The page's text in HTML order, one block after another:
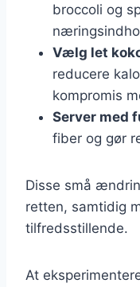
broccoli og
Vælg let
reducere
kompromis
Server med
fiber og gør
Disse små
retten, samtidig
tilfredsstillende.
At